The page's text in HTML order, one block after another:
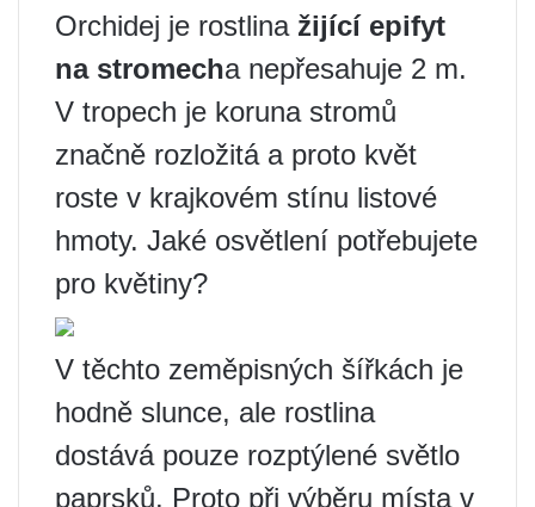
Orchidej je rostlina žijící epifyt
na stromecha nepřesahuje 2 m.
V tropech je koruna stromů
značně rozložitá a proto květ
roste v krajkovém stínu listové
hmoty. Jaké osvětlení potřebujete
pro květiny?
V těchto zeměpisných šířkách je
hodně slunce, ale rostlina
dostává pouze rozptýlené světlo
paprsků. Proto při výběru místa v